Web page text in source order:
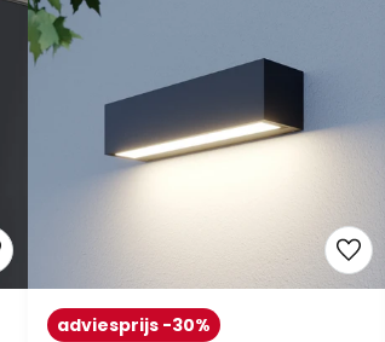
adviesprijs -30%